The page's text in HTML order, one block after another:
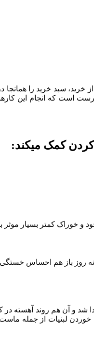
سبد خرید را همانجا در
است که انجام این
کمک می‏کند:
و خوراک کمتر بسیار
بایست بین 8 الی 9 ساعت بخوابید؟ اگر
از جمله ماست و